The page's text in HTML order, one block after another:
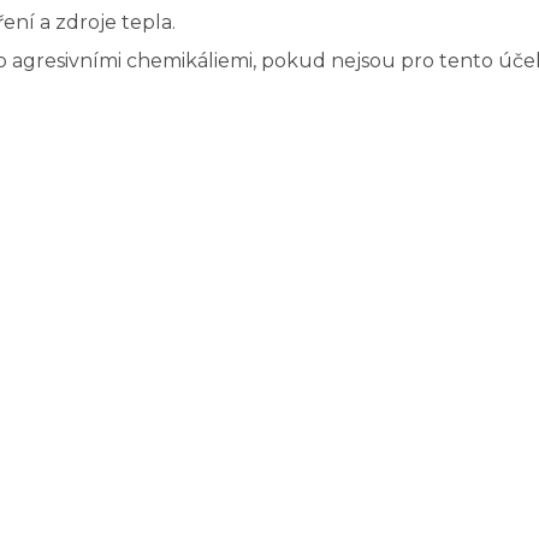
a zdroje tepla.
chemikáliemi, pokud nejsou pro tento